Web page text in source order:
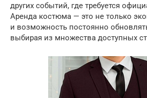
других событий, где требуется
Аренда костюма — это не только
и возможность постоянно
выбирая из множества доступных